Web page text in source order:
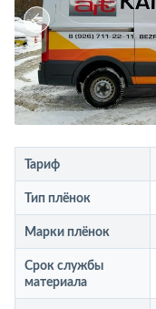
Тариф
Тип плёнок
Марки плёнок
Срок службы
материала